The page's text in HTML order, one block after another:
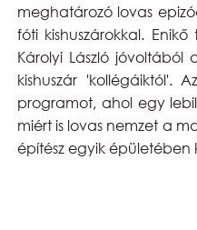
meghatározó lovas
fóti kishuszárokkal.
Károlyi László jóvoltából
kishuszár 'kollégáiktól'.
programot, ahol egy
miért is lovas nemzet a
építész egyik épületében